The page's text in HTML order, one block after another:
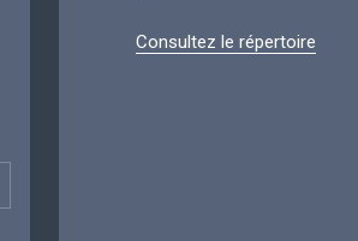
Consultez le répertoire